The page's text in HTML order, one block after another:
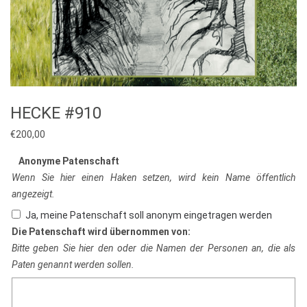
HECKE #910
€200,00
Anonyme Patenschaft
Wenn Sie hier einen Haken setzen, wird kein Name öffentlich
angezeigt.
Ja, meine Patenschaft soll anonym eingetragen werden
Die Patenschaft wird übernommen von:
Bitte geben Sie hier den oder die Namen der Personen an, die als
Paten genannt werden sollen.